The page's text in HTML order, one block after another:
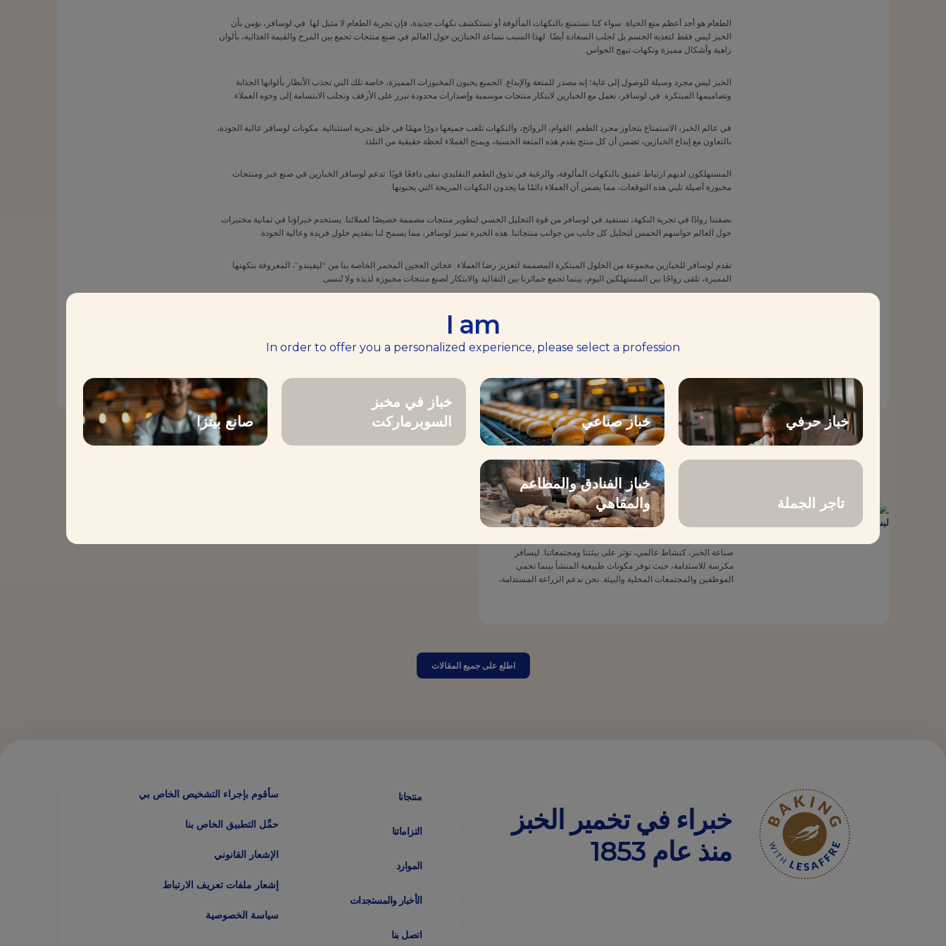
I am
In order to offer you a personalized experience, please select a profession
خباز حرفي خباز صناعي
خباز في مخبز
السوبرماركت
صانع بيتزا
تاجر الجملة
خباز الفنادق والمطاعم
والمقاهي
الطعام هو أحد أعظم متع الحياة. سواء كنا نستمتع بالنكهات المألوفة أو نستكشف نكهات جديدة، فإن تجربة الطعام لا مثيل لها. في لوسافر، نؤمن بأن
الخبز ليس فقط لتغذية الجسم بل لجلب السعادة أيضًا. لهذا السبب نساعد الخبازين حول العالم في صنع منتجات تجمع بين المرح والقيمة الغذائية، بألوان
زاهية وأشكال مميزة ونكهات تبهج الحواس.
الخبز ليس مجرد وسيلة للوصول إلى غاية؛ إنه مصدر للمتعة والإبداع. الجميع يحبون المخبوزات المميزة، خاصة تلك التي تجذب الأنظار بألوانها الجذابة
وتصاميمها المبتكرة. في لوسافر، نعمل مع الخبازين لابتكار منتجات موسمية وإصدارات محدودة تبرز على الأرفف وتجلب الابتسامة إلى وجوه العملاء.
في عالم الخبز، الاستمتاع يتجاوز مجرد الطعم. القوام، الروائح، والنكهات تلعب جميعها دورًا مهمًا في خلق تجربة استثنائية. مكونات لوسافر عالية الجودة،
بالتعاون مع إبداع الخبازين، تضمن أن كل منتج يقدم هذه المتعة الحسية، ويمنح العملاء لحظة حقيقية من التلذذ.
المستهلكون لديهم ارتباط عميق بالنكهات المألوفة، والرغبة في تذوق الطعم التقليدي تبقى دافعًا قويًا. تدعم لوسافر الخبازين في صنع خبز ومنتجات
مخبوزة أصيلة تلبي هذه التوقعات، مما يضمن أن العملاء دائمًا ما يجدون النكهات المريحة التي يحبونها.
بصفتنا روادًا في تجربة النكهة، نستفيد في لوسافر من قوة التحليل الحسي لتطوير منتجات مصممة خصيصًا لعملائنا. يستخدم خبراؤنا في ثمانية مختبرات
حول العالم حواسهم الخمس لتحليل كل جانب من جوانب منتجاتنا. هذه الخبرة تميز لوسافر، مما يسمح لنا بتقديم حلول فريدة وعالية الجودة.
تقدم لوسافر للخبازين مجموعة من الحلول المبتكرة المصممة لتعزيز رضا العملاء. عجائن العجين المخمر الخاصة بنا من “ليفيندو”، المعروفة بنكهتها
المميزة، تلقى رواجًا بين المستهلكين اليوم، بينما تجمع خمائرنا بين التقاليد والابتكار لصنع منتجات مخبوزة لذيذة ولا تُنسى.
الألوان المثالية في الخبز وغيرها من المنتجات المخبوزة. سواء كان الأمر يتعلق بإضافة درجات البيج الغنية أو الألوان الزاهية، فإن حلولنا تساعد الخبازين
هذه المقالات قد تحوز على اهتمامك ...
Our commitments
صناعة الخبز، كنشاط عالمي، تؤثر على بيئتنا ومجتمعاتنا. ليسافر
مكرسة للاستدامة، حيث توفر مكونات طبيعية المنشأ بينما تحمي
الموظفين والمجتمعات المحلية والبيئة. نحن ندعم الزراعة المستدامة،
اطلع على جميع المقالات
خبراء في تخمير الخبز
منذ عام
منتجانا
التزاماتنا
الموارد
الأخبار والمستجدات
اتصل بنا
سأقوم بإجراء التشخيص الخاص بي
حمِّل التطبيق الخاص بنا
الإشعار القانوني
إشعار ملفات تعريف الارتباط
سياسة الخصوصية